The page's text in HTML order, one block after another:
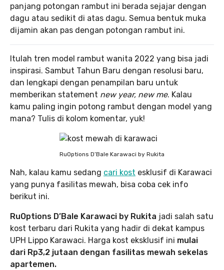
panjang potongan rambut ini berada sejajar dengan
dagu atau sedikit di atas dagu. Semua bentuk muka
dijamin akan pas dengan potongan rambut ini.
Itulah tren model rambut wanita 2022 yang bisa jadi
inspirasi. Sambut Tahun Baru dengan resolusi baru,
dan lengkapi dengan penampilan baru untuk
memberikan statement new year, new me. Kalau
kamu paling ingin potong rambut dengan model yang
mana? Tulis di kolom komentar, yuk!
RuOptions D’Bale Karawaci by Rukita
Nah, kalau kamu sedang cari kost esklusif di Karawaci
yang punya fasilitas mewah, bisa coba cek info
berikut ini.
RuOptions D’Bale Karawaci by Rukita jadi salah satu
kost terbaru dari Rukita yang hadir di dekat kampus
UPH Lippo Karawaci. Harga kost eksklusif ini mulai
dari Rp3,2 jutaan dengan fasilitas mewah sekelas
apartemen.